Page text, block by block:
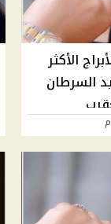
الأكثر
السرطان